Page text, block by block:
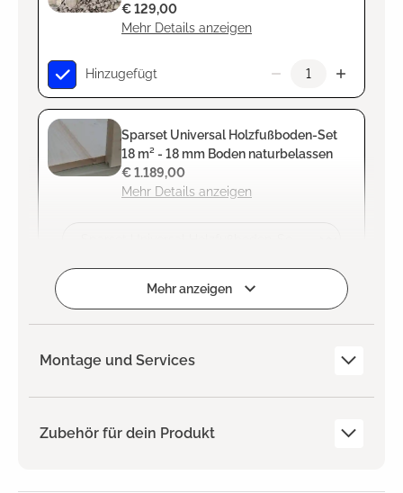
Mehr Details anzeigen
€ 129,00
Hinzugefügt
Sparset Universal Holzfußboden-Set
18 m² - 18 mm Boden naturbelassen
Mehr Details anzeigen
€ 1.189,00
Zum Projekt hinzufügen
Mehr anzeigen
Montage und Services
Zubehör für dein Produkt